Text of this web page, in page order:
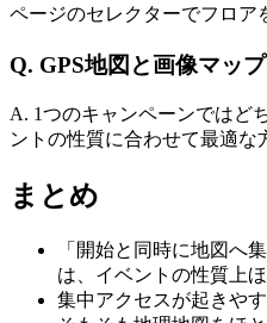
ページのセレクターでフロア
Q. GPS地図と画像マッ
A. 1つのキャンペーンではど
ントの性質に合わせて最適な
まとめ
「開始と同時に地図へ
は、イベントの性質上
集中アクセスが起きや